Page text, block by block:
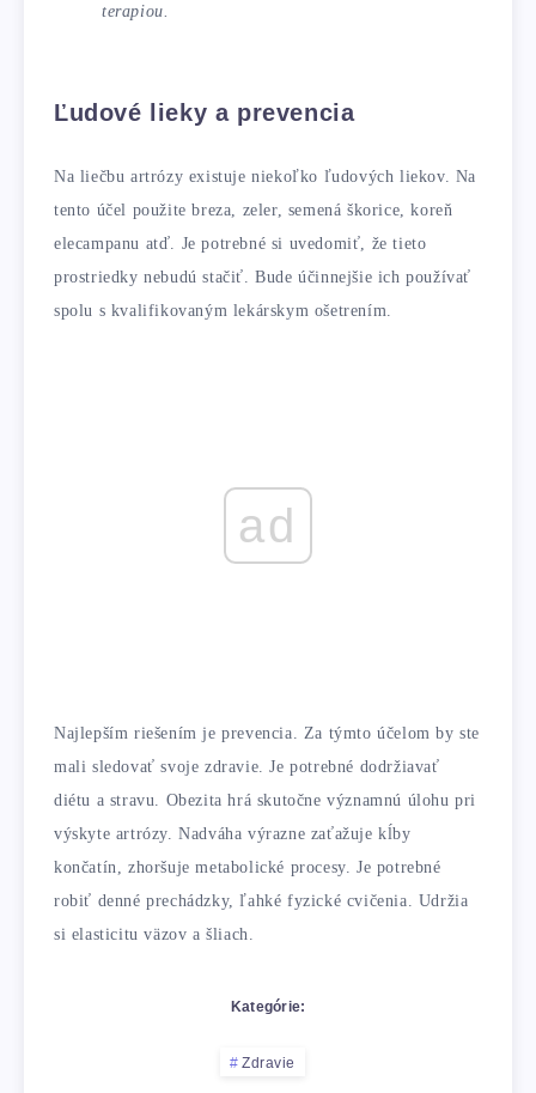
terapiou.
Ľudové lieky a prevencia
Na liečbu artrózy existuje niekoľko ľudových liekov. Na
tento účel použite breza, zeler, semená škorice, koreň
elecampanu atď. Je potrebné si uvedomiť, že tieto
prostriedky nebudú stačiť. Bude účinnejšie ich používať
spolu s kvalifikovaným lekárskym ošetrením.
ad
Najlepším riešením je prevencia. Za týmto účelom by ste
mali sledovať svoje zdravie. Je potrebné dodržiavať
diétu a stravu. Obezita hrá skutočne významnú úlohu pri
výskyte artrózy. Nadváha výrazne zaťažuje kĺby
končatín, zhoršuje metabolické procesy. Je potrebné
robiť denné prechádzky, ľahké fyzické cvičenia. Udržia
si elasticitu väzov a šliach.
Kategórie:
Zdravie